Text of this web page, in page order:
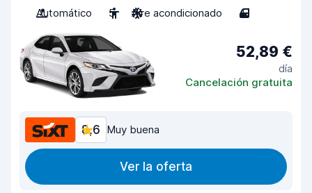
Automático
5 Aire acondicionado 4
52,89 €
día
Cancelación gratuita
8,6 Muy buena
Ver la oferta